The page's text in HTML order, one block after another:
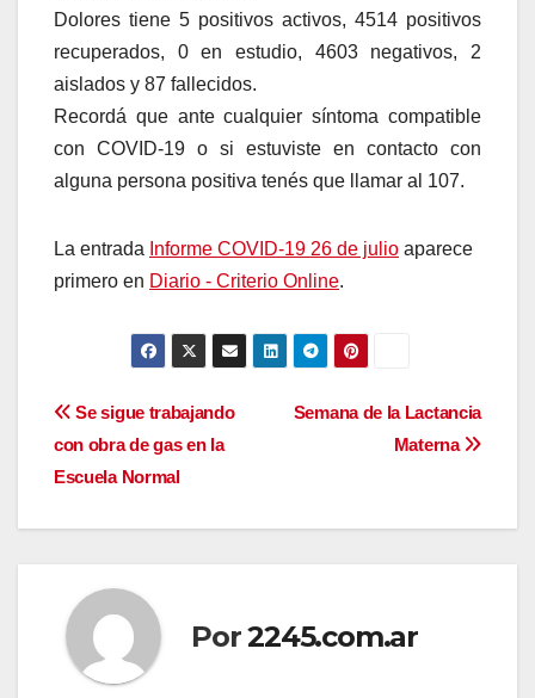
Dolores tiene 5 positivos activos, 4514 positivos
recuperados, 0 en estudio, 4603 negativos, 2
aislados y 87 fallecidos.
Recordá que ante cualquier síntoma compatible
con COVID-19 o si estuviste en contacto con
alguna persona positiva tenés que llamar al 107.
La entrada Informe COVID-19 26 de julio aparece
primero en Diario - Criterio Online.
Navegación
de
entradas
Semana de la Lactancia
Materna
Se sigue trabajando
con obra de gas en la
Escuela Normal
Por2245.com.ar